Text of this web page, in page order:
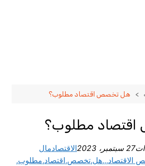
هل تخصص اقتصاد مطلوب؟
مطلوب؟
27 سبتمبر، 2023 الاقتصادمال
الاقتصاد,,,هل,تخصص,اقتصاد,مطلوب,